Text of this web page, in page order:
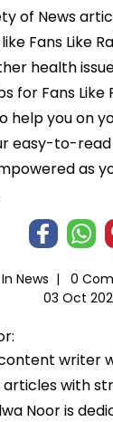
of News
Fans Like
health
for Fans Like
help you on
easy-to-
as
In News | 0
03 Oct
writer
articles with
Noor is